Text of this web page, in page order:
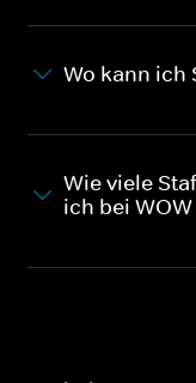
Wo kann ich
Wie viele
ich bei